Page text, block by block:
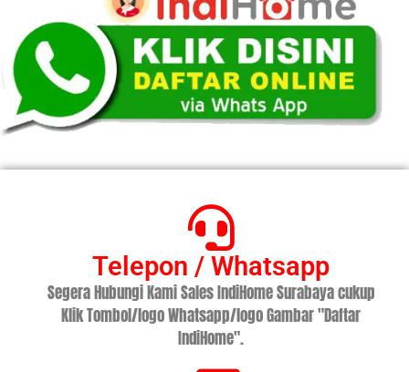
Telepon / Whatsapp
Segera Hubungi Kami Sales IndiHome Surabaya cukup
Klik Tombol/logo Whatsapp/logo Gambar "Daftar
IndiHome".